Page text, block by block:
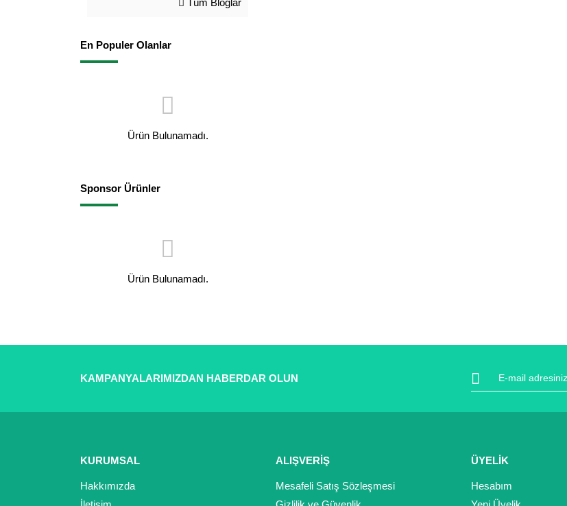
Tüm Bloglar
En Populer Olanlar
Ürün Bulunamadı.
Sponsor Ürünler
Ürün Bulunamadı.
KAMPANYALARIMIZDAN HABERDAR OLUN
KURUMSAL
Hakkımızda
ALIŞVERİŞ
Mesafeli Satış Sözleşmesi
ÜYELİK
Hesabım